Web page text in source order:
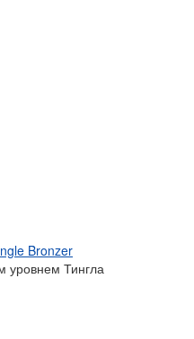
Bronzer
уровнем Тингла